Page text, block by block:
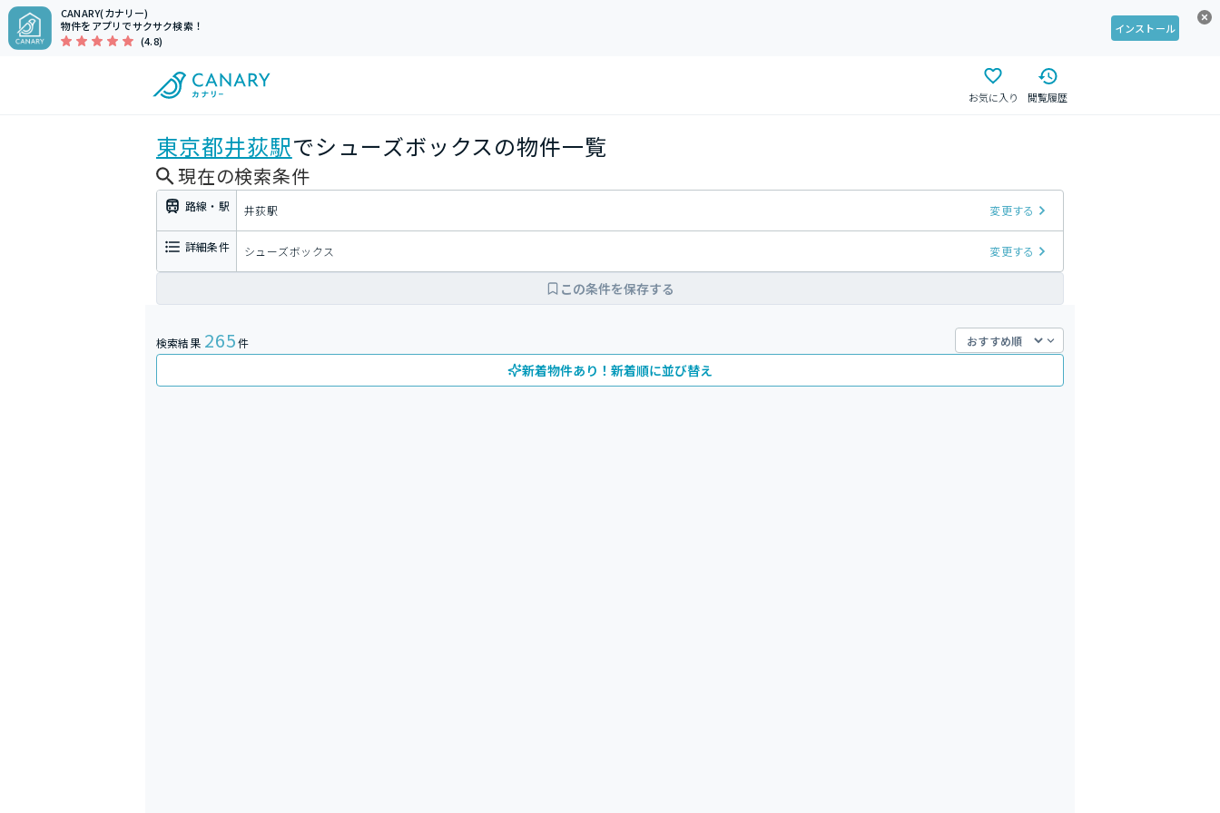
CANARY(カナリー)
物件をアプリでサクサク検索！
(4.8)
インストール
お気に入り 閲覧履歴
東京都井荻駅でシューズボックスの物件一覧
現在の検索条件
路線・駅 井荻駅 変更する
詳細条件 シューズボックス 変更する
この条件を保存する
検索結果 265件
新着物件あり！新着順に並び替え